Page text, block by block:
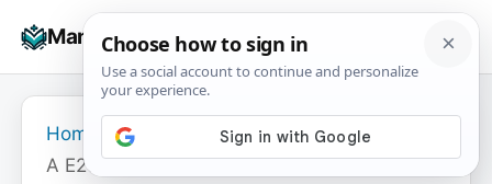
Manuals+
☰
Home
A E2082 B 080281 Cadre saillie Kheops 2